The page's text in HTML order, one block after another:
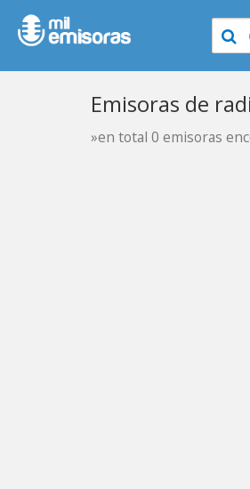
Emisoras de
»en total 0 emisoras